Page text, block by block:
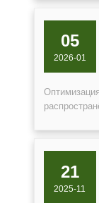
05
2026-01
21
2025-11